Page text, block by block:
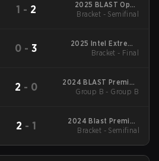
1 - 2
2025 BLAST Open
Spring Lisbon
Bracket - Semifinal
0 - 3
2025 Intel Extreme
Masters Katowice
Bracket - Final
2 - 0
2024 BLAST Premier:
World Final
Group B - Group B
2 - 1
2024 Blast Premier:
Spring Final
Bracket - Semifinal